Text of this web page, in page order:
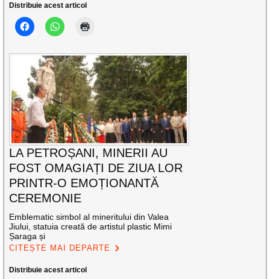
Distribuie acest articol
LA PETROȘANI, MINERII AU
FOST OMAGIAȚI DE ZIUA LOR
PRINTR-O EMOȚIONANTĂ
CEREMONIE
Emblematic simbol al mineritului din Valea
Jiului, statuia creată de artistul plastic Mimi
Șaraga și
CITEȘTE MAI DEPARTE
Distribuie acest articol